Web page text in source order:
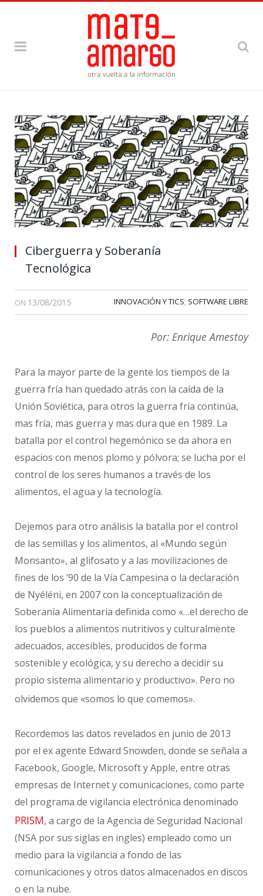
Ciberguerra y Soberanía
Tecnológica
ON 13/08/2015 INNOVACIÓN Y TICS, SOFTWARE LIBRE
Por: Enrique Amestoy
Para la mayor parte de la gente los tiempos de la
guerra fría han quedado atrás con la caída de la
Unión Soviética, para otros la guerra fría continúa,
mas fría, mas guerra y mas dura que en 1989. La
batalla por el control hegemónico se da ahora en
espacios con menos plomo y pólvora; se lucha por el
control de los seres humanos a través de los
alimentos, el agua y la tecnología.
Dejemos para otro análisis la batalla por el control
de las semillas y los alimentos, al «Mundo según
Monsanto», al glifosato y a las movilizaciones de
fines de los ’90 de la Vía Campesina o la declaración
de Nyéléni, en 2007 con la conceptualización de
Soberanía Alimentaria definida como «…el derecho de
los pueblos a alimentos nutritivos y culturalmente
adecuados, accesibles, producidos de forma
sostenible y ecológica, y su derecho a decidir su
propio sistema alimentario y productivo». Pero no
olvidemos que «somos lo que comemos».
Recordemos las datos revelados en junio de 2013
por el ex agente Edward Snowden, donde se señala a
Facebook, Google, Microsoft y Apple, entre otras
empresas de Internet y comunicaciones, como parte
del programa de vigilancia electrónica denominado
PRISM, a cargo de la Agencia de Seguridad Nacional
(NSA por sus siglas en ingles) empleado como un
medio para la vigilancia a fondo de las
comunicaciones y otros datos almacenados en discos
o en la nube.